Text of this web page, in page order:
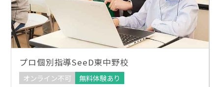
プロ個別指導SeeD東中野校
オンライン不可
無料体験あり